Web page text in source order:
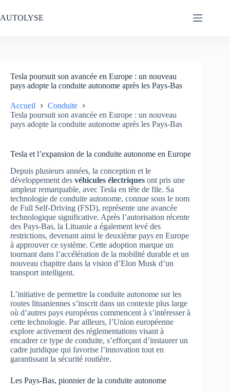
au
contenu
AUTOLYSE
Tesla poursuit son avancée en Europe : un nouveau
pays adopte la conduite autonome après les Pays-Bas
Accueil
Conduite
Tesla poursuit son avancée en Europe : un nouveau
pays adopte la conduite autonome après les Pays-Bas
Tesla et l’expansion de la conduite autonome en Europe
Depuis plusieurs années, la conception et le
développement des véhicules électriques ont pris une
ampleur remarquable, avec Tesla en tête de file. Sa
technologie de conduite autonome, connue sous le nom
de Full Self-Driving (FSD), représente une avancée
technologique significative. Après l’autorisation récente
des Pays-Bas, la Lituanie a également levé des
restrictions, devenant ainsi le deuxième pays en Europe
à approuver ce système. Cette adoption marque un
tournant dans l’accélération de la mobilité durable et un
nouveau chapitre dans la vision d’Elon Musk d’un
transport intelligent.
L’initiative de permettre la conduite autonome sur les
routes lituaniennes s’inscrit dans un contexte plus large
où d’autres pays européens commencent à s’intéresser à
cette technologie. Par ailleurs, l’Union européenne
explore activement des réglementations visant à
encadrer ce type de conduite, s’efforçant d’instaurer un
cadre juridique qui favorise l’innovation tout en
garantissant la sécurité routière.
Les Pays-Bas, pionnier de la conduite autonome